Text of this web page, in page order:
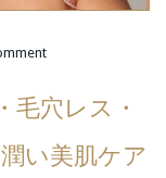
毛穴レス・
い美肌ケア